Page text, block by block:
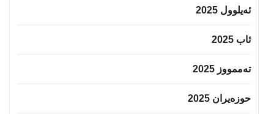
ئەیلوول 2025
ئاب 2025
تەممووز 2025
حوزه‌یران 2025